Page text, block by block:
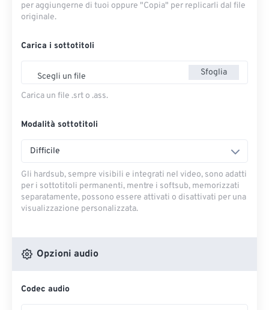
per aggiungerne di tuoi oppure "Copia" per replicarli dal file
originale.
Carica i sottotitoli
Scegli un file Sfoglia
Carica un file .srt o .ass.
Modalità sottotitoli
Difficile
Gli hardsub, sempre visibili e integrati nel video, sono adatti
per i sottotitoli permanenti, mentre i softsub, memorizzati
separatamente, possono essere attivati ​​o disattivati ​​per una
visualizzazione personalizzata.
Opzioni audio
Codec audio